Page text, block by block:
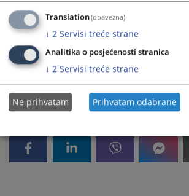
31.05.2026. Prikaz operativnih aktivnosti
33PREGLEDA
Translation(obavezna)
↓ 2 Servisi treće strane
Analitika o posjećenosti stranica
↓ 2 Servisi treće strane
Ne prihvatam Prihvatam odabrane